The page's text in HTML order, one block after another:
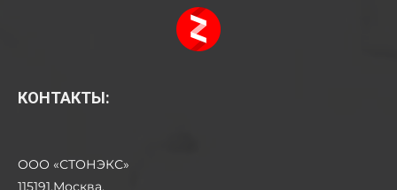
КОНТАКТЫ:
ООО «СТОНЭКС»
115191,Москва,